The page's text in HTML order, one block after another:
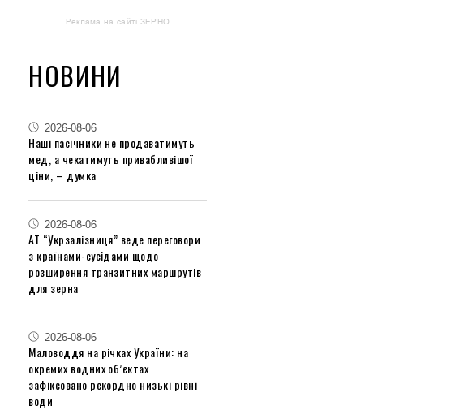
Реклама на сайті ЗЕРНО
НОВИНИ
2026-08-06
Наші пасічники не продаватимуть
мед, а чекатимуть привабливішої
ціни, – думка
2026-08-06
АТ “Укрзалізниця” веде переговори
з країнами-сусідами щодо
розширення транзитних маршрутів
для зерна
2026-08-06
Маловоддя на річках України: на
окремих водних об’єктах
зафіксовано рекордно низькі рівні
води